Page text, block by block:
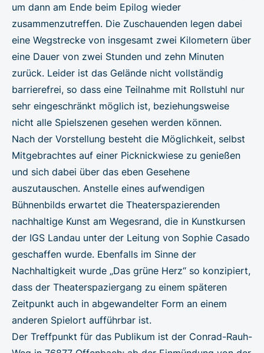
um dann am Ende beim Epilog wieder
zusammenzutreffen. Die Zuschauenden legen dabei
eine Wegstrecke von insgesamt zwei Kilometern über
eine Dauer von zwei Stunden und zehn Minuten
zurück. Leider ist das Gelände nicht vollständig
barrierefrei, so dass eine Teilnahme mit Rollstuhl nur
sehr eingeschränkt möglich ist, beziehungsweise
nicht alle Spielszenen gesehen werden können.
Nach der Vorstellung besteht die Möglichkeit, selbst
Mitgebrachtes auf einer Picknickwiese zu genießen
und sich dabei über das eben Gesehene
auszutauschen. Anstelle eines aufwendigen
Bühnenbilds erwartet die Theaterspazierenden
nachhaltige Kunst am Wegesrand, die in Kunstkursen
der IGS Landau unter der Leitung von Sophie Casado
geschaffen wurde. Ebenfalls im Sinne der
Nachhaltigkeit wurde „Das grüne Herz“ so konzipiert,
dass der Theaterspaziergang zu einem späteren
Zeitpunkt auch in abgewandelter Form an einem
anderen Spielort aufführbar ist.
Der Treffpunkt für das Publikum ist der Conrad-Rauh-